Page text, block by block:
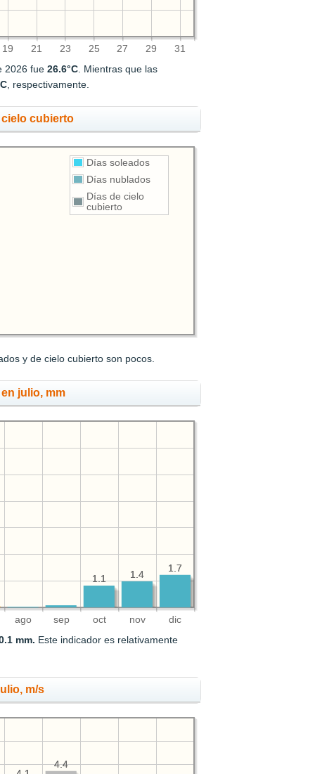
19 21 23 25 27 29 31
2026 fue26.6°C. Mientras que las
, respectivamente.
cubierto
Días soleados
Días nublados
Días de cielo
cubierto
y de cielo cubierto son pocos.
julio, mm
ago sep oct nov dic
1.7
1.4
1.1
1.7
1.4
1.1
mm. Este indicador es relativamente
m/s
4.4
4.4